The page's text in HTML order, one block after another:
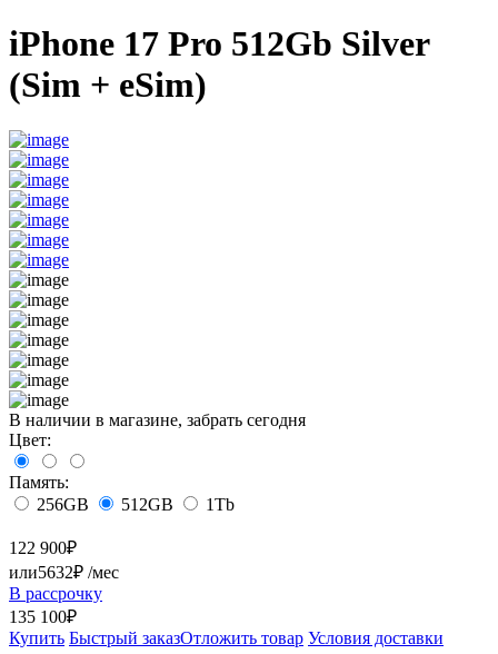
iPhone 17 Pro 512Gb Silver
(Sim + eSim)
В наличии в магазине, забрать сегодня
Цвет:
Память:
256GB
512GB 1Tb
122 900₽
или5632₽ /мес
В рассрочку
135 100₽
Купить Быстрый заказОтложить товар Условия доставки